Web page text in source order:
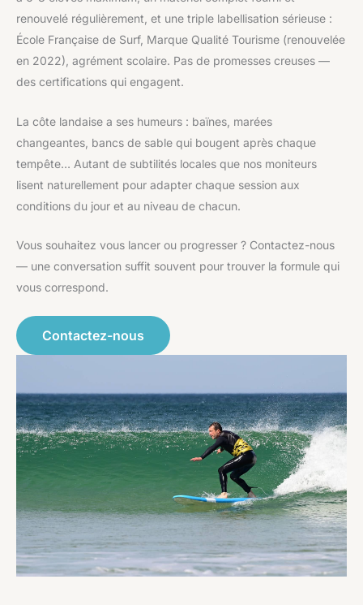
renouvelé régulièrement, et une triple labellisation sérieuse :
École Française de Surf, Marque Qualité Tourisme (renouvelée
en 2022), agrément scolaire. Pas de promesses creuses —
des certifications qui engagent.
La côte landaise a ses humeurs : baïnes, marées
changeantes, bancs de sable qui bougent après chaque
tempête… Autant de subtilités locales que nos moniteurs
lisent naturellement pour adapter chaque session aux
conditions du jour et au niveau de chacun.
Vous souhaitez vous lancer ou progresser ? Contactez-nous
— une conversation suffit souvent pour trouver la formule qui
vous correspond.
Contactez-nous